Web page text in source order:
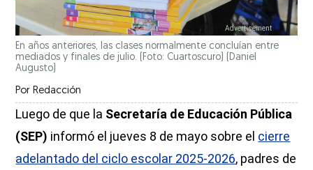
En años anteriores, las clases normalmente concluían entre
mediados y finales de julio. (Foto: Cuartoscuro)
(Daniel
Augusto)
Por Redacción
Luego de que la Secretaría de Educación Pública
(SEP) informó el jueves 8 de mayo sobre el cierre
adelantado del ciclo escolar 2025-2026, padres de